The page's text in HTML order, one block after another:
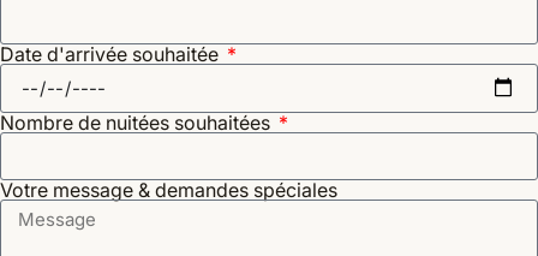
Date d'arrivée souhaitée
Nombre de nuitées souhaitées
Votre message & demandes spéciales